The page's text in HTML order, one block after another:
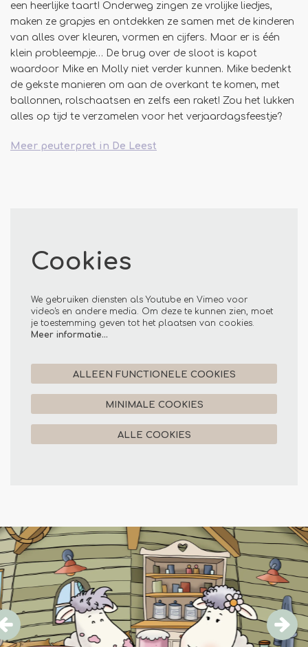
een heerlijke taart! Onderweg zingen ze vrolijke liedjes,
maken ze grapjes en ontdekken ze samen met de kinderen
van alles over kleuren, vormen en cijfers. Maar er is één
klein probleempje… De brug over de sloot is kapot
waardoor Mike en Molly niet verder kunnen. Mike bedenkt
de gekste manieren om aan de overkant te komen, met
ballonnen, rolschaatsen en zelfs een raket! Zou het lukken
alles op tijd te verzamelen voor het verjaardagsfeestje?
Meer peuterpret in De Leest
Cookies
We gebruiken diensten als Youtube en Vimeo voor
video's en andere media. Om deze te kunnen zien, moet
je toestemming geven tot het plaatsen van cookies.
Meer informatie…
ALLEEN FUNCTIONELE COOKIES
MINIMALE COOKIES
ALLE COOKIES
Overslaan